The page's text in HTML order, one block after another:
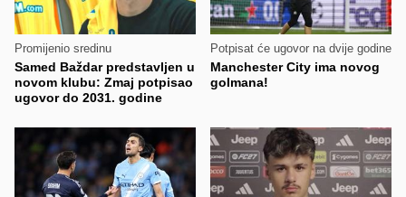
Promijenio sredinu
Samed Baždar predstavljen u
novom klubu: Zmaj potpisao
ugovor do 2031. godine
Potpisat će ugovor na dvije godine
Manchester City ima novog
golmana!